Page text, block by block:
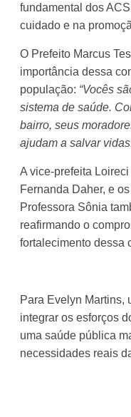
fundamental dos
cuidado e na
O Prefeito Marcus
importância dessa
população: “Vocês
sistema de saúde.
bairro, seus
ajudam a salvar
A vice-prefeita
Fernanda Daher, e
Professora Sônia
reafirmando o
fortalecimento dessa
Para Evelyn Martins,
integrar os esforços
uma saúde pública
necessidades reais